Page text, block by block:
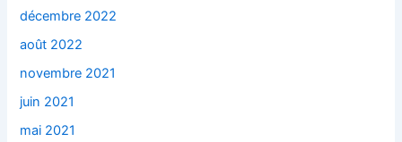
décembre 2022
août 2022
novembre 2021
juin 2021
mai 2021